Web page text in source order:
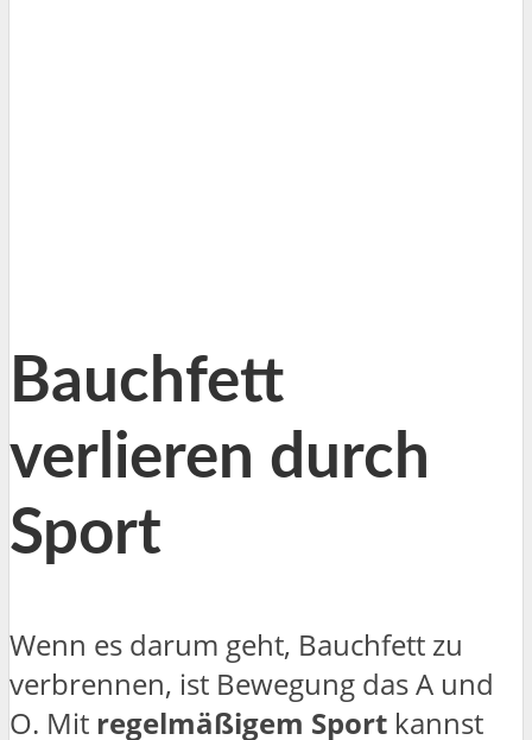
Bauchfett
verlieren durch
Sport
Wenn es darum geht, Bauchfett zu
verbrennen, ist Bewegung das A und
O. Mit regelmäßigem Sport kannst